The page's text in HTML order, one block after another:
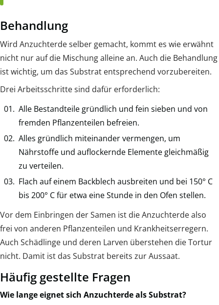
Behandlung
Wird Anzuchterde selber gemacht, kommt es wie erwähnt
nicht nur auf die Mischung alleine an. Auch die Behandlung
ist wichtig, um das Substrat entsprechend vorzubereiten.
Drei Arbeitsschritte sind dafür erforderlich:
Alle Bestandteile gründlich und fein sieben und von
fremden Pflanzenteilen befreien.
Alles gründlich miteinander vermengen, um
Nährstoffe und auflockernde Elemente gleichmäßig
zu verteilen.
Flach auf einem Backblech ausbreiten und bei 150° C
bis 200° C für etwa eine Stunde in den Ofen stellen.
Vor dem Einbringen der Samen ist die Anzuchterde also
frei von anderen Pflanzenteilen und Krankheitserregern.
Auch Schädlinge und deren Larven überstehen die Tortur
nicht. Damit ist das Substrat bereits zur Aussaat.
Häufig gestellte Fragen
Wie lange eignet sich Anzuchterde als Substrat?